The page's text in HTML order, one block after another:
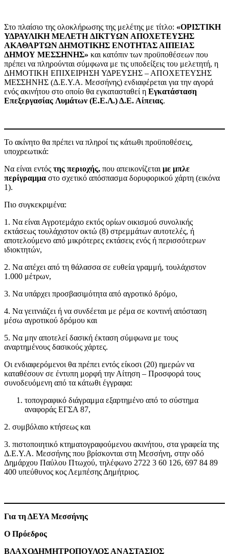
Στο πλαίσιο της ολοκλήρωσης της μελέτης με τίτλο: «ΟΡΙΣΤΙΚΗ
ΥΔΡΑΥΛΙΚΗ ΜΕΛΕΤΗ ΔΙΚΤΥΩΝ ΑΠΟΧΕΤΕΥΣΗΣ
ΑΚΑΘΑΡΤΩΝ ΔΗΜΟΤΙΚΗΣ ΕΝΟΤΗΤΑΣ ΑΙΠΕΙΑΣ
ΔΗΜΟΥ ΜΕΣΣΗΝΗΣ» και κατόπιν των προϋποθέσεων που
πρέπει να πληρούνται σύμφωνα με τις υποδείξεις του μελετητή, η
ΔΗΜΟΤΙΚΗ ΕΠΙΧΕΙΡΗΣΗ ΥΔΡΕΥΣΗΣ – ΑΠΟΧΕΤΕΥΣΗΣ
ΜΕΣΣΗΝΗΣ (Δ.Ε.Υ.Α. Μεσσήνης) ενδιαφέρεται για την αγορά
ενός ακινήτου στο οποίο θα εγκατασταθεί η Εγκατάσταση
Επεξεργασίας Λυμάτων (Ε.Ε.Λ.) Δ.Ε. Αίπειας.
Το ακίνητο θα πρέπει να πληροί τις κάτωθι προϋποθέσεις,
υποχρεωτικά:
Να είναι εντός της περιοχής, που απεικονίζεται με μπλε
περίγραμμα στο σχετικό απόσπασμα δορυφορικού χάρτη (εικόνα
1).
Πιο συγκεκριμένα:
1. Να είναι Αγροτεμάχιο εκτός ορίων οικισμού συνολικής
εκτάσεως τουλάχιστον οκτώ (8) στρεμμάτων αυτοτελές, ή
αποτελούμενο από μικρότερες εκτάσεις ενός ή περισσότερων
ιδιοκτητών,
2. Να απέχει από τη θάλασσα σε ευθεία γραμμή, τουλάχιστον
1.000 μέτρων,
3. Να υπάρχει προσβασιμότητα από αγροτικό δρόμο,
4. Να γειτνιάζει ή να συνδέεται με ρέμα σε κοντινή απόσταση
μέσω αγροτικού δρόμου και
5. Να μην αποτελεί δασική έκταση σύμφωνα με τους
αναρτημένους δασικούς χάρτες.
Οι ενδιαφερόμενοι θα πρέπει εντός είκοσι (20) ημερών να
καταθέσουν σε έντυπη μορφή την Αίτηση – Προσφορά τους
συνοδευόμενη από τα κάτωθι έγγραφα:
τοπογραφικό διάγραμμα εξαρτημένο από το σύστημα
αναφοράς ΕΓΣΑ 87,
2. συμβόλαιο κτήσεως και
3. πιστοποιητικό κτηματογραφούμενου ακινήτου, στα γραφεία της
Δ.Ε.Υ.Α. Μεσσήνης που βρίσκονται στη Μεσσήνη, στην οδό
Δημάρχου Παύλου Πτωχού, τηλέφωνο 2722 3 60 126, 697 84 89
400 υπεύθυνος κος Λεμπέσης Δημήτριος.
Για τη ΔΕΥΑ Μεσσήνης
Ο Πρόεδρος
ΒΛΑΧΟΔΗΜΗΤΡΟΠΟΥΛΟΣ ΑΝΑΣΤΑΣΙΟΣ